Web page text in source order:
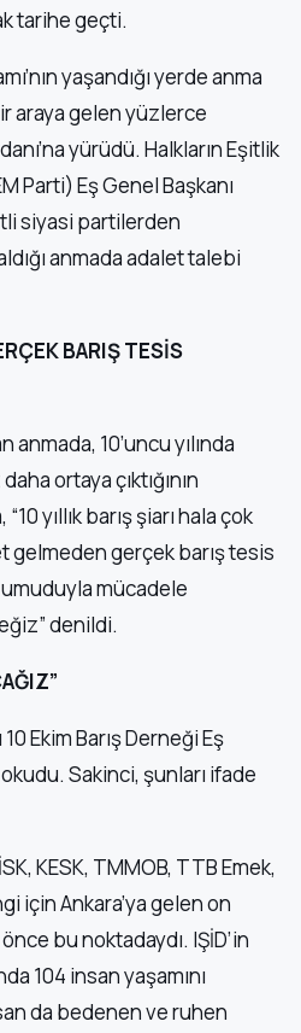
tarihe geçti.
yaşandığı yerde anma
araya gelen yüzlerce
yürüdü. Halkların Eşitlik
Parti) Eş Genel Başkanı
siyasi partilerden
anmada adalet talebi
BARIŞ TESİS
10’uncu yılında
ortaya çıktığının
yıllık barış şiarı hala çok
gelmeden gerçek barış tesis
mücadele
denildi.
Ekim Barış Derneği Eş
Sakinci, şunları ifade
KESK, TMMOB, TTB Emek,
için Ankara’ya gelen on
bu noktadaydı. IŞİD’in
104 insan yaşamını
da bedenen ve ruhen